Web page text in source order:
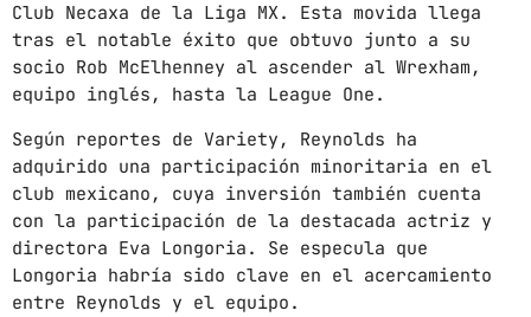
julio 2024
junio 2024
abril 2024
marzo 2024
febrero 2024
Club Necaxa de la Liga MX. Esta movida llega
tras el notable éxito que obtuvo junto a su
socio Rob McElhenney al ascender al Wrexham,
equipo inglés, hasta la League One.
Según reportes de Variety, Reynolds ha
adquirido una participación minoritaria en el
club mexicano, cuya inversión también cuenta
con la participación de la destacada actriz y
directora Eva Longoria. Se especula que
Longoria habría sido clave en el acercamiento
entre Reynolds y el equipo.